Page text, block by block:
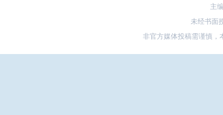
主
未经书面
非官方媒体投稿需谨慎，